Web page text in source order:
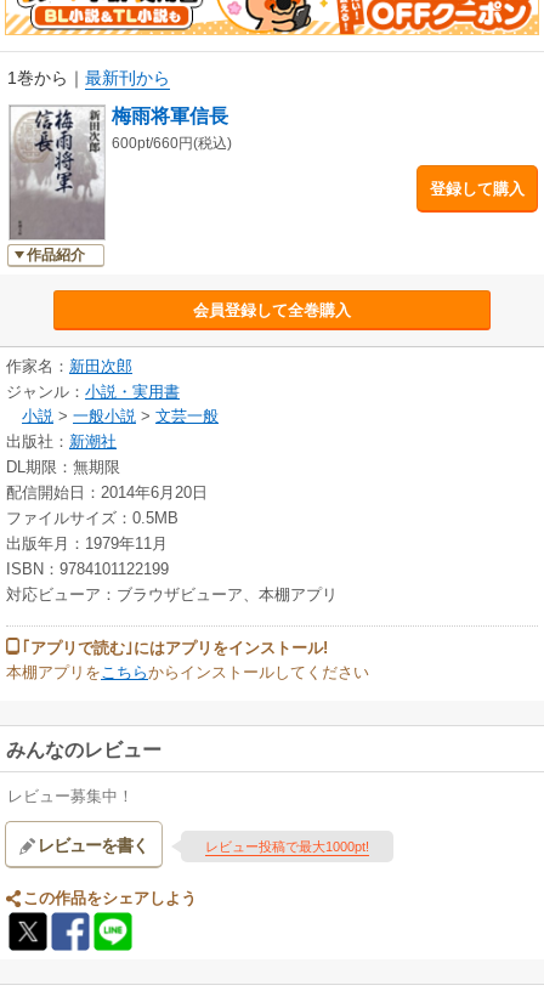
1巻から ｜ 最新刊から
作品紹介
梅雨将軍信長
600pt/660円(税込)
登録して購入
会員登録して全巻購入
作家名： 新田次郎
ジャンル： 小説・実用書
小説 > 一般小説 > 文芸一般
出版社： 新潮社
DL期限：無期限
配信開始日：2014年6月20日
ファイルサイズ：0.5MB
出版年月：1979年11月
ISBN：9784101122199
対応ビューア：ブラウザビューア、本棚アプリ
｢アプリで読む｣にはアプリをインストール!
本棚アプリを こちらからインストールしてください
みんなのレビュー
レビュー募集中！
レビューを書く レビュー投稿で最大1000pt!
この作品をシェアしよう